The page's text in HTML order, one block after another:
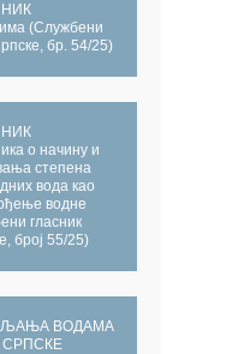
(Службени
бр. 54/25)
о начину и
степена
вода као
водне
гласник
број 55/25)
ВОДАМА
СРПСКЕ